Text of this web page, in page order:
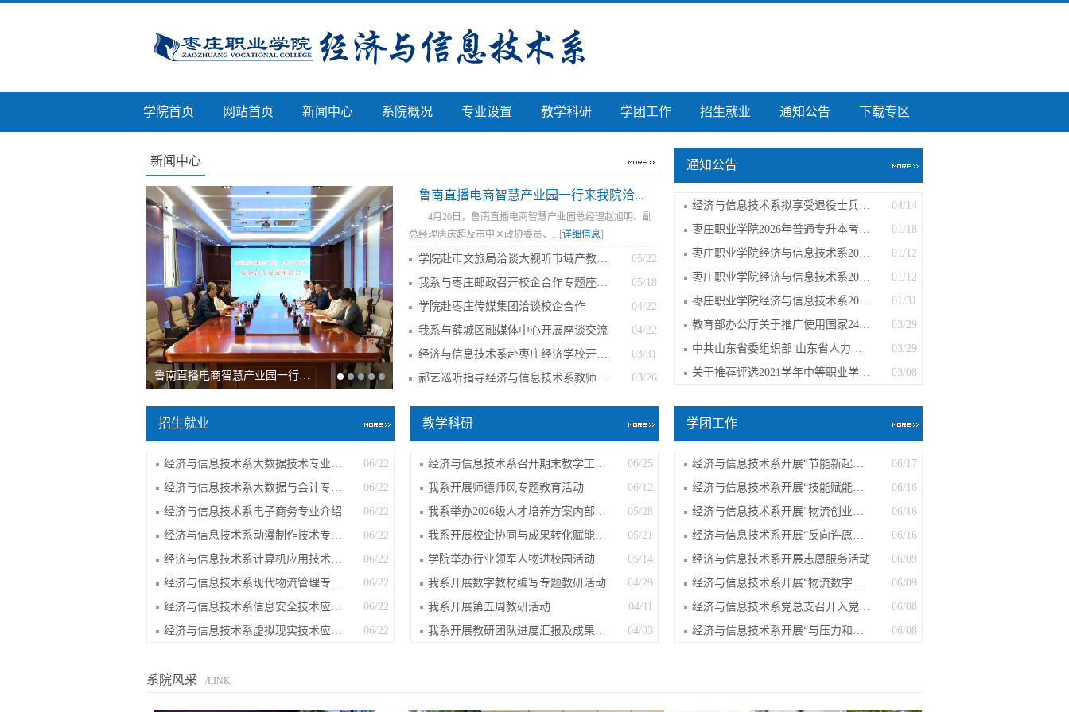
学院首页 网站首页 新闻中心 系院概况 专业设置 教学科研 学团工作 招生就业 通知公告 下载专区
新闻中心
鲁南直播电商智慧产业园一行…
鲁南直播电商智慧产业园一行来我院洽...
4月20日，鲁南直播电商智慧产业园总经理赵旭明、副
总经理唐庆超及市中区政协委员、...[详细信息]
05/22
学院赴市文旅局洽谈大视听市域产教联合体...
05/18
我系与枣庄邮政召开校企合作专题座谈会
04/22
学院赴枣庄传媒集团洽谈校企合作
04/22
我系与薛城区融媒体中心开展座谈交流
03/31
经济与信息技术系赴枣庄经济学校开展产教...
03/26
郝艺巡听指导经济与信息技术系教师党支部2...
通知公告
04/14
经济与信息技术系拟享受退役士兵国家助...
01/18
枣庄职业学院2026年普通专升本考试校荐...
01/12
枣庄职业学院经济与信息技术系2025年专...
01/12
枣庄职业学院经济与信息技术系2024年专...
01/31
枣庄职业学院经济与信息技术系2023年专...
03/29
教育部办公厅关于推广使用国家24365大学...
03/29
中共山东省委组织部 山东省人力资源和社...
03/08
关于推荐评选2021学年中等职业学校省、...
招生就业
06/22
经济与信息技术系大数据技术专业介绍
06/22
经济与信息技术系大数据与会计专业介绍
06/22
经济与信息技术系电子商务专业介绍
06/22
经济与信息技术系动漫制作技术专业介绍
06/22
经济与信息技术系计算机应用技术专业介绍
06/22
经济与信息技术系现代物流管理专业介绍
06/22
经济与信息技术系信息安全技术应用专业介绍
06/22
经济与信息技术系虚拟现实技术应用专业介绍
教学科研
06/25
经济与信息技术系召开期末教学工作安排...
06/12
我系开展师德师风专题教育活动
05/28
我系举办2026级人才培养方案内部论证教...
05/21
我系开展校企协同与成果转化赋能教学提...
05/14
学院举办行业领军人物进校园活动
04/29
我系开展数字教材编写专题教研活动
04/11
我系开展第五周教研活动
04/03
我系开展教研团队进度汇报及成果协同完...
学团工作
06/17
经济与信息技术系开展“节能新起点，低...
06/16
经济与信息技术系开展“技能赋能促创业...
06/16
经济与信息技术系开展“物流创业：从蓝...
06/16
经济与信息技术系开展“反向许愿・解忧...
06/09
经济与信息技术系开展志愿服务活动
06/09
经济与信息技术系开展“物流数字化转型...
06/08
经济与信息技术系党总支召开入党积极分...
06/08
经济与信息技术系开展“与压力和解 拥抱...
系院风采 /LINK